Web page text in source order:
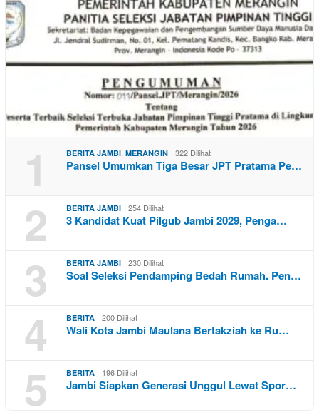
1 BERITA JAMBI, MERANGIN 322 Dilihat
Pansel Umumkan Tiga Besar JPT Pratama Pe…
2 BERITA JAMBI 254 Dilihat
3 Kandidat Kuat Pilgub Jambi 2029, Penga…
3 BERITA JAMBI 230 Dilihat
Soal Seleksi Pendamping Bedah Rumah. Pen…
4 BERITA 200 Dilihat
Wali Kota Jambi Maulana Bertakziah ke Ru…
5 BERITA 196 Dilihat
Jambi Siapkan Generasi Unggul Lewat Spor…